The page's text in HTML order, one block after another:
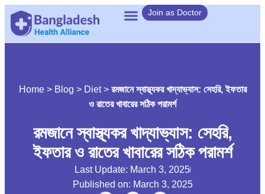
Join as Doctor
Home> Blog > Diet> রমজানে স্বাস্থ্যকর খাদ্যাভ্যাস: সেহরি, ইফতার
ও রাতের খাবারের সঠিক পরামর্শ
রমজানে স্বাস্থ্যকর খাদ্যাভ্যাস: সেহরি,
ইফতার ও রাতের খাবারের সঠিক পরামর্শ
Last Update: March 3, 2025
Published on: March 3, 2025